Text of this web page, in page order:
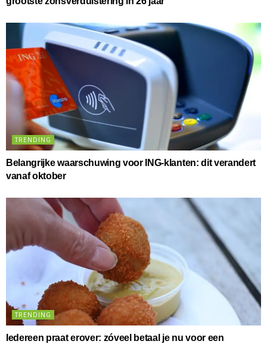
TRENDING
Belangrijke waarschuwing voor ING-klanten: dit verandert
vanaf oktober
TRENDING
Iedereen praat erover: zóveel betaal je nu voor een